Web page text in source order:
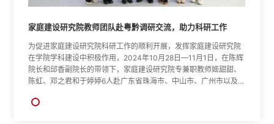
阅读详细
家庭建设研究院教师团队赴粤黔调研交流，助力科研工作
为促进家庭建设研究院科研工作的顺利开展，发挥家庭建设研究院
在学院学科建设中积极作用，2024年10月28日—11月1日，在陈辉
院长和邱香副院长的带领下，家庭建设研究院专兼职教师姬甜甜、
陈虹、邓之君和于婷婷6人赴广东省珠海市、中山市、广州市以及贵
香洲区社会心理健康服务中心。贾炎主任就中心的家庭教育、家庭
家庭建设研究院教师团队赴粤黔调研交流，助力科研工作
为促进家庭建设研究院科研工作的顺利开展，发挥家庭建设研究院
在学院学科建设中积极作用，2024年10月28日—11月1日，在陈辉
院长和邱香副院长的带领下，家庭建设研究院专兼职教师姬甜甜、
陈虹、邓之君和于婷婷6人赴广东省珠海市、中山市、广州市以及贵
香洲区社会心理健康服务中心。贾炎主任就中心的家庭教育、家庭
家庭建设研究院教师团队赴粤黔调研交流，助力科研工作
为促进家庭建设研究院科研工作的顺利开展，发挥家庭建设研究院
在学院学科建设中积极作用，2024年10月28日—11月1日，在陈辉
院长和邱香副院长的带领下，家庭建设研究院专兼职教师姬甜甜、
陈虹、邓之君和于婷婷6人赴广东省珠海市、中山市、广州市以及贵
香洲区社会心理健康服务中心。贾炎主任就中心的家庭教育、家庭